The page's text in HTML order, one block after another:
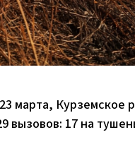
марта, Курземское
17 на